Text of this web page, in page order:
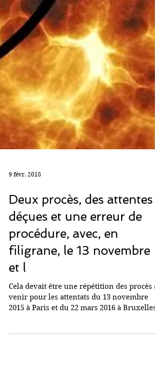
9 févr. 2018
Deux procès, des attentes
déçues et une erreur de
procédure, avec, en
filigrane, le 13 novembre
et l